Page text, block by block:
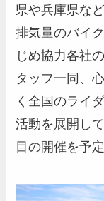
県や兵庫県な
排気量のバイ
じめ協力各社
タッフ一同、
く全国のライ
活動を展開し
目の開催を予